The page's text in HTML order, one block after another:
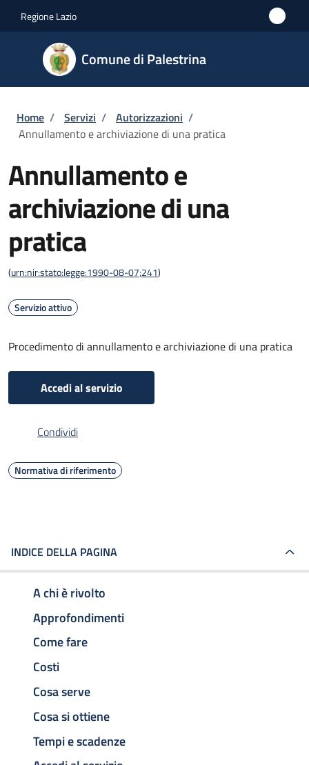
Regione Lazio
Comune di Palestrina
Briciole di pane
Home / Servizi / Autorizzazioni /
Annullamento e archiviazione di una pratica
Annullamento e
archiviazione di una
pratica
(urn:nir:stato:legge:1990-08-07;241)
Servizio attivo
Procedimento di annullamento e archiviazione di una pratica
Accedi al servizio
Condividi
Normativa di riferimento
INDICE DELLA PAGINA
A chi è rivolto
Approfondimenti
Come fare
Costi
Cosa serve
Cosa si ottiene
Tempi e scadenze